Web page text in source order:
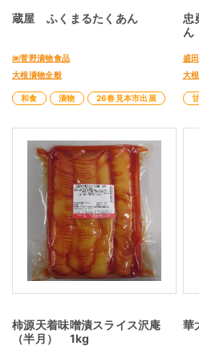
蔵屋 ふくまるたくあん
㈱菅野漬物食品
大根漬物全般
和食 漬物 26春見本市出展
忠
盛
大
柿源天着味噌漬スライス沢庵
（半月） 1kg
華